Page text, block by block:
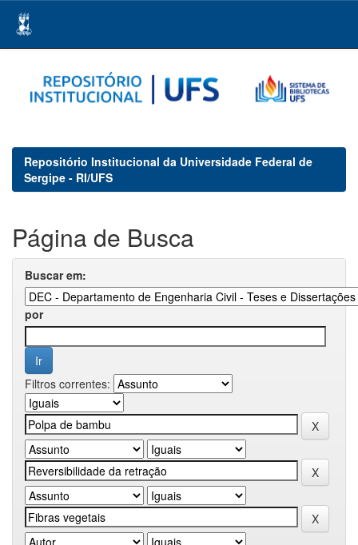
navigation
Repositório Institucional da Universidade Federal de
Sergipe - RI/UFS
Página de Busca
Buscar em:
por
Filtros correntes: